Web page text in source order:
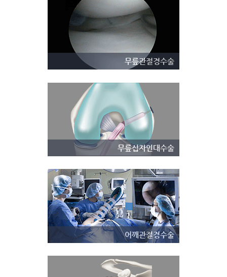
무릎관절경수술
무릎십자인대수술
어깨관절경수술